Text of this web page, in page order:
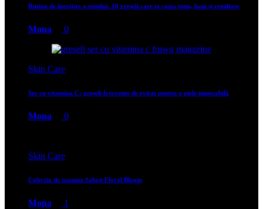
Rutina de îngrijire a tenului: 10 greșeli care te costa timp, bani și rezultate
Mona 0
Skin Care
Ser cu vitamina C: greșeli frecvente de evitat pentru o piele impecabilă
Mona 0
Skin Care
Colectia de toamna Sabon Floral Bloom
Mona 1